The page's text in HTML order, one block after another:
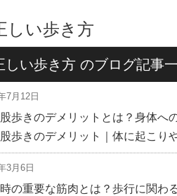
しい歩き方
しい歩き方 のブログ記事
7月12日
歩きのデメリットとは？身体へ
歩きのデメリット｜体に起こ
3月6日
の重要な筋肉とは？歩行に関わ